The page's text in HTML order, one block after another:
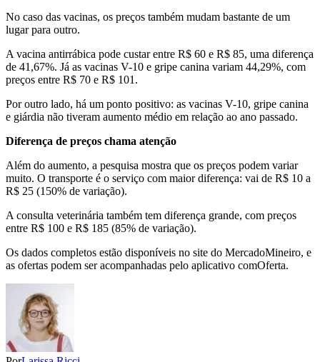
No caso das vacinas, os preços também mudam bastante de um
lugar para outro.
A vacina antirrábica pode custar entre R$ 60 e R$ 85, uma diferença
de 41,67%. Já as vacinas V-10 e gripe canina variam 44,29%, com
preços entre R$ 70 e R$ 101.
Por outro lado, há um ponto positivo: as vacinas V-10, gripe canina
e giárdia não tiveram aumento médio em relação ao ano passado.
Diferença de preços chama atenção
Além do aumento, a pesquisa mostra que os preços podem variar
muito. O transporte é o serviço com maior diferença: vai de R$ 10 a
R$ 25 (150% de variação).
A consulta veterinária também tem diferença grande, com preços
entre R$ 100 e R$ 185 (85% de variação).
Os dados completos estão disponíveis no site do MercadoMineiro, e
as ofertas podem ser acompanhadas pelo aplicativo comOferta.